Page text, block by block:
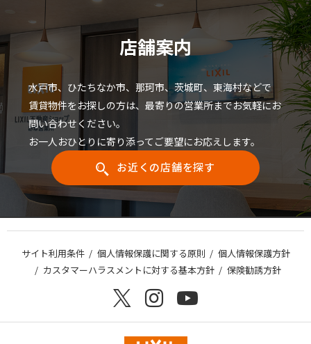
店舗案内
水戸市、ひたちなか市、那珂市、茨城町、東海村などで
賃貸物件をお探しの方は、最寄りの営業所までお気軽にお
問い合わせください。
お一人おひとりに寄り添ってご要望にお応えします。
お近くの店舗を探す
サイト利用条件 個人情報保護に関する原則
個人情報保護方針
カスタマーハラスメントに対する基本方針
保険勧誘方針